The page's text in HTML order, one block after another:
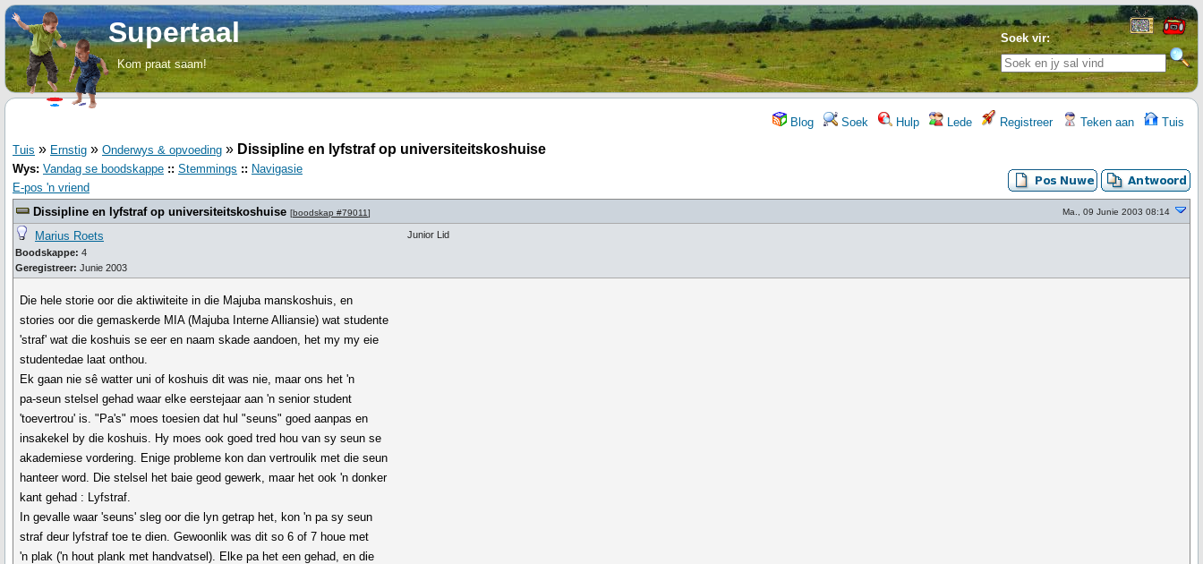
Soek vir:
Supertaal
Kom praat saam!
Blog Soek Hulp Lede Registreer Teken aan Tuis
Tuis » Ernstig » Onderwys & opvoeding » Dissipline en lyfstraf op universiteitskoshuise
Wys: Vandag se boodskappe :: Stemmings :: Navigasie
E-pos 'n vriend
Dissipline en lyfstraf op universiteitskoshuise [boodskap #79011] Ma., 09 Junie 2003 08:14
Marius Roets
Boodskappe: 4
Geregistreer: Junie 2003
Junior Lid
Die hele storie oor die aktiwiteite in die Majuba manskoshuis, en
stories oor die gemaskerde MIA (Majuba Interne Alliansie) wat studente
'straf' wat die koshuis se eer en naam skade aandoen, het my my eie
studentedae laat onthou.
Ek gaan nie sê watter uni of koshuis dit was nie, maar ons het 'n
pa-seun stelsel gehad waar elke eerstejaar aan 'n senior student
'toevertrou' is. "Pa's" moes toesien dat hul "seuns" goed aanpas en
insakekel by die koshuis. Hy moes ook goed tred hou van sy seun se
akademiese vordering. Enige probleme kon dan vertroulik met die seun
hanteer word. Die stelsel het baie geod gewerk, maar het ook 'n donker
kant gehad : Lyfstraf.
In gevalle waar 'seuns' sleg oor die lyn getrap het, kon 'n pa sy seun
straf deur lyfstraf toe te dien. Gewoonlik was dit so 6 of 7 houe met
'n plak ('n hout plank met handvatsel). Elke pa het een gehad, en die